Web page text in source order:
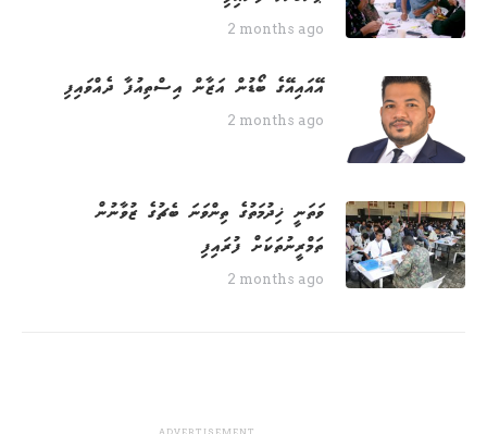
2 months ago
އޭއައިއޭގެ ބޯޑުން އަޒާން އިސްތިއުފާ ދެއްވައިފި
2 months ago
ވަތަނީ ޚިދުމަތުގެ ތިންވަނަ ބެޗުގެ ޒުވާނުން
ތަމްރީނުތަކަށް ފުރައިފި
2 months ago